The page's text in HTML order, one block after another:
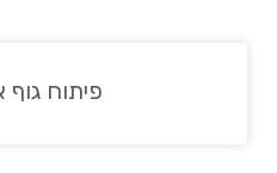
פיתוח גוף